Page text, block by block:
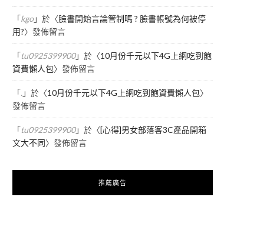
「kgo」於〈臉書開始言論管制嗎 ? 臉書帳號為何被停
用?〉發佈留言
「tu0925399900」於〈10月份千元以下4G上網吃到飽
資費懶人包〉發佈留言
「.」於〈10月份千元以下4G上網吃到飽資費懶人包〉
發佈留言
「tu0925399900」於〈[心得]男女部落客3C產品開箱
文大不同〉發佈留言
推薦廣告